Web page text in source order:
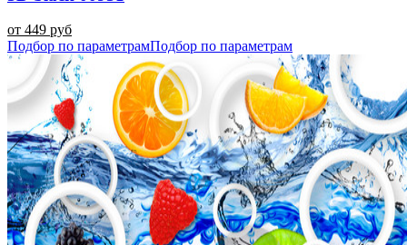
от 449 руб
Подбор по параметрамПодбор по параметрам